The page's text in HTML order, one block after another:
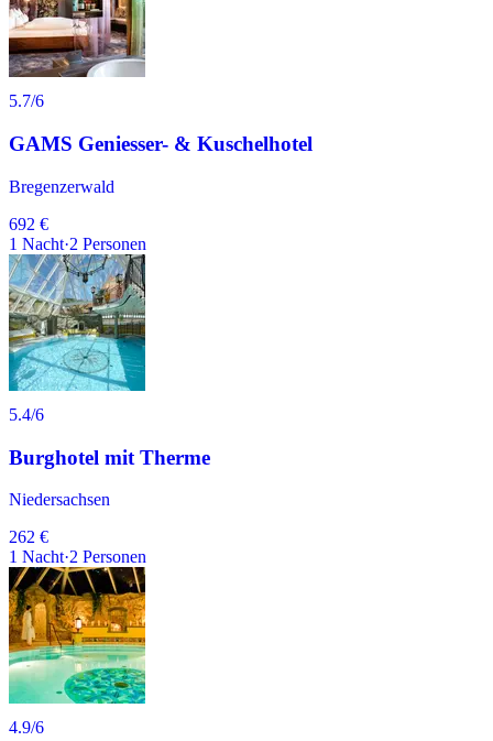
5.7/6
GAMS Geniesser- & Kuschelhotel
Bregenzerwald
692 €
1 Nacht·2 Personen
5.4/6
Burghotel mit Therme
Niedersachsen
262 €
1 Nacht·2 Personen
4.9/6